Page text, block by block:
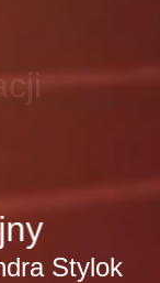
Stylok